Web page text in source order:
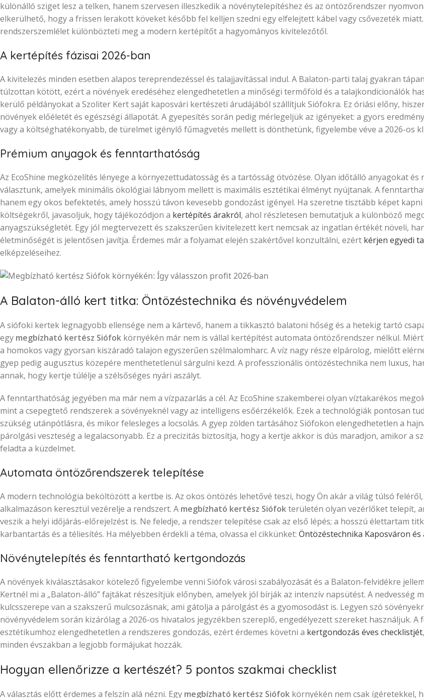
különálló sziget lesz a telken, hanem szervesen illeszkedik a növénytelepítéshez és az öntözőrendszer
elkerülhető, hogy a frissen lerakott köveket később fel kelljen szedni egy elfelejtett kábel vagy csővezeték miatt.
rendszerszemlélet különbözteti meg a modern kertépítőt a hagyományos kivitelezőtől.
A kertépítés fázisai 2026-ban
A kivitelezés minden esetben alapos tereprendezéssel és talajjavítással indul. A Balaton-parti talaj gyakran
túlzottan kötött, ezért a növények eredéséhez elengedhetetlen a minőségi termőföld és a talajkondicionálók
kerülő példányokat a Szoliter Kert saját kaposvári kertészeti árudájából szállítjuk Siófokra. Ez óriási előny,
növények előéletét és egészségi állapotát. A gyepesítés során pedig mérlegeljük az igényeket: a gyors
vagy a költséghatékonyabb, de türelmet igénylő fűmagvetés mellett is dönthetünk, figyelembe véve a 2026-os
Prémium anyagok és fenntarthatóság
Az EcoShine megközelítés lényege a környezettudatosság és a tartósság ötvözése. Olyan időtálló anyagokat és
választunk, amelyek minimális ökológiai lábnyom mellett is maximális esztétikai élményt nyújtanak. A
hanem egy okos befektetés, amely hosszú távon kevesebb gondozást igényel. Ha szeretne tisztább képet
költségekről, javasoljuk, hogy tájékozódjon a kertépítés árakról, ahol részletesen bemutatjuk a különböző
anyagszükségletét. Egy jól megtervezett és szakszerűen kivitelezett kert nemcsak az ingatlan értékét növeli,
életminőségét is jelentősen javítja. Érdemes már a folyamat elején szakértővel konzultálni, ezért kérjen egyedi
elképzeléseihez.
A Balaton-álló kert titka: Öntözéstechnika és növényvédelem
A siófoki kertek legnagyobb ellensége nem a kártevő, hanem a tikkasztó balatoni hőség és a hetekig tartó
egy megbízható kertész Siófok környékén már nem is vállal kertépítést automata öntözőrendszer nélkül.
a homokos vagy gyorsan kiszáradó talajon egyszerűen szélmalomharc. A víz nagy része elpárolog, mielőtt
gyep pedig augusztus közepére menthetetlenül sárgulni kezd. A professzionális öntözéstechnika nem luxus,
annak, hogy kertje túlélje a szélsőséges nyári aszályt.
A fenntarthatóság jegyében ma már nem a vízpazarlás a cél. Az EcoShine szakemberei olyan víztakarékos
mint a csepegtető rendszerek a sövényeknél vagy az intelligens esőérzékelők. Ezek a technológiák pontosan
szükség utánpótlásra, és mikor felesleges a locsolás. A gyep zölden tartásához Siófokon elengedhetetlen a
párolgási veszteség a legalacsonyabb. Ez a precizitás biztosítja, hogy a kertje akkor is dús maradjon, amikor a
feladta a küzdelmet.
Automata öntözőrendszerek telepítése
A modern technológia beköltözött a kertbe is. Az okos öntözés lehetővé teszi, hogy Ön akár a világ túlsó
alkalmazáson keresztül vezérelje a rendszert. A megbízható kertész Siófokterületén olyan vezérlőket telepít,
veszik a helyi időjárás-előrejelzést is. Ne feledje, a rendszer telepítése csak az első lépés; a hosszú élettartam
karbantartás és a téliesítés. Ha mélyebben érdekli a téma, olvassa el cikkünket: Öntözéstechnika Kaposváron
Növénytelepítés és fenntartható kertgondozás
A növények kiválasztásakor kötelező figyelembe venni Siófok városi szabályozását és a Balaton-felvidékre
Kertnél mi a „Balaton-álló” fajtákat részesítjük előnyben, amelyek jól bírják az intenzív napsütést. A nedvesség
kulcsszerepe van a szakszerű mulcsozásnak, ami gátolja a párolgást és a gyomosodást is. Legyen szó
növényvédelem során kizárólag a 2026-os hivatalos jegyzékben szereplő, engedélyezett szereket használjuk. A
esztétikumhoz elengedhetetlen a rendszeres gondozás, ezért érdemes követni a kertgondozás éves checklistjét
minden évszakban a legjobb formájukat hozzák.
Hogyan ellenőrizze a kertészét? 5 pontos szakmai checklist
A választás előtt érdemes a felszín alá nézni. Egy megbízható kertész Siófok környékén nem csak ígéretekkel,